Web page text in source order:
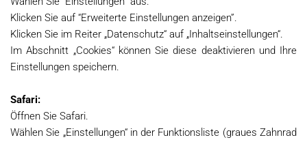
Klicken Sie auf “Erweiterte Einstellungen anzeigen”.
Klicken Sie im Reiter „Datenschutz“ auf „Inhaltseinstellungen“.
Im Abschnitt „Cookies“ können Sie diese deaktivieren und Ihre
Einstellungen speichern.
Safari:
Öffnen Sie Safari.
Wählen Sie „Einstellungen“ in der Funktionsliste (graues Zahnrad